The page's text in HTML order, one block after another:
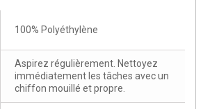
100% Polyéthylène
Aspirez régulièrement. Nettoyez
immédiatement les tâches avec un
chiffon mouillé et propre.